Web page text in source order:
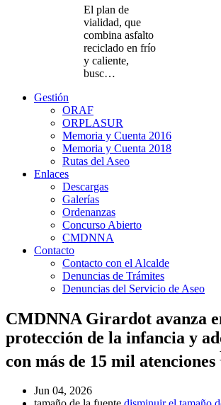
El plan de
vialidad, que
combina asfalto
reciclado en frío
y caliente,
busc…
Gestión
ORAF
ORPLASUR
Memoria y Cuenta 2016
Memoria y Cuenta 2018
Rutas del Aseo
Enlaces
Descargas
Galerías
Ordenanzas
Concurso Abierto
CMDNNA
Contacto
Contacto con el Alcalde
Denuncias de Trámites
Denuncias del Servicio de Aseo
CMDNNA Girardot avanza
protección de la infancia y
con más de 15 mil atenciones
Jun 04, 2026